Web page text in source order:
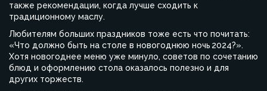
также рекомендации, когда лучше сходить к
традиционному маслу.
Любителям больших праздников тоже есть что почитать:
«Что должно быть на столе в новогоднюю ночь 2024?».
Хотя новогоднее меню уже минуло, советов по сочетанию
блюд и оформлению стола оказалось полезно и для
других торжеств.